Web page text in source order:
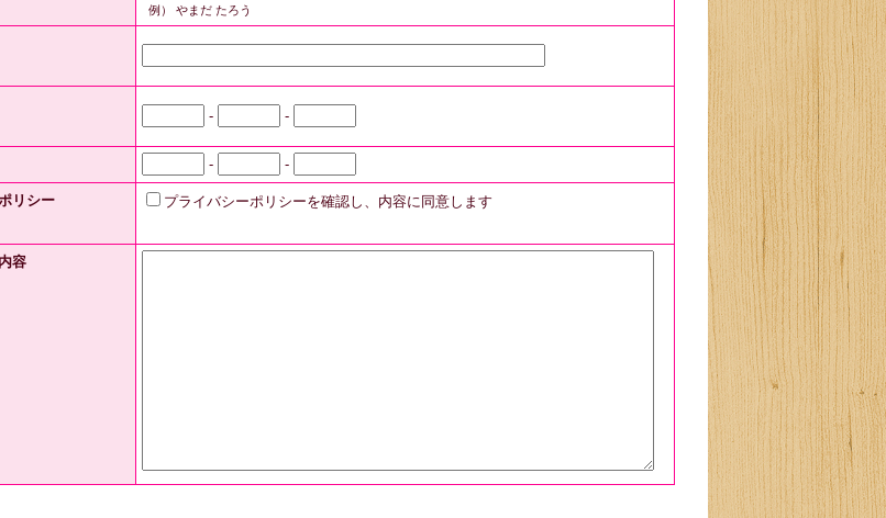
例） やまだ たろう
- -
- -
リシー プライバシーポリシーを確認し、内容に同意します
容